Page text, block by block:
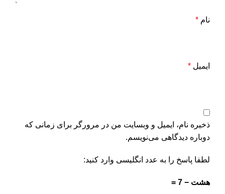
نام *
ایمیل *
ذخیره نام، ایمیل و وبسایت من در مرورگر برای زمانی که
دوباره دیدگاهی می‌نویسم.
لطفا پاسخ را به عدد انگلیسی وارد کنید:
هشت − 7 =